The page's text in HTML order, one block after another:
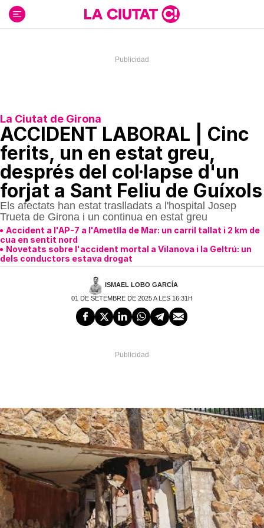
contenido
La Ciutat de Girona
ACCIDENT LABORAL | Cinc
ferits, un en estat greu,
després del col·lapse d'un
forjat a Sant Feliu de Guíxols
Els afectats han estat traslladats a l'hospital Josep
Trueta de Girona i un continua en estat greu
Accident a l'AP-7 a l'Ametlla de Mar: un carril tallat i 2 km de
cua en sentit nord
Novetats sobre l'accident mortal a Vilanova i la Geltrú: un
dels conductors estava drogat
ISMAEL LOBO GARCÍA
01 DE SETEMBRE DE 2025 A LES 16:31H